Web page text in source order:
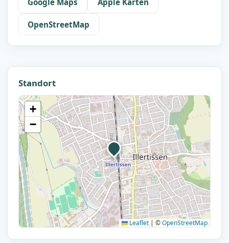
Google Maps Apple Karten
OpenStreetMap
Standort
+
−
Leaflet | ©OpenStreetMap